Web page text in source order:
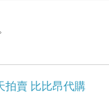
搭配有質感木質
拍賣 比比昂代購